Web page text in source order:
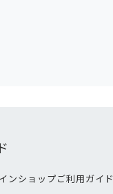
ンショップご利用ガイド